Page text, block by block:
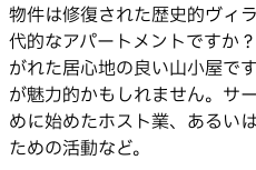
物件は修復された歴史的ヴィ
代的なアパートメントですか
がれた居心地の良い山小屋で
が魅力的かもしれません。サ
めに始めたホスト業、あるい
ための活動など。